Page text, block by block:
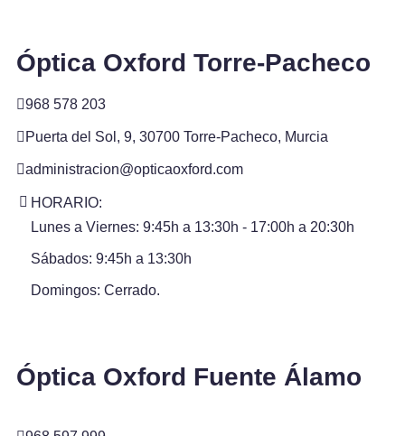
Óptica Oxford Torre-Pacheco
968 578 203
Puerta del Sol, 9, 30700 Torre-Pacheco, Murcia
administracion@opticaoxford.com
HORARIO:
Lunes a Viernes: 9:45h a 13:30h - 17:00h a 20:30h
Sábados: 9:45h a 13:30h
Domingos: Cerrado.
Óptica Oxford Fuente Álamo